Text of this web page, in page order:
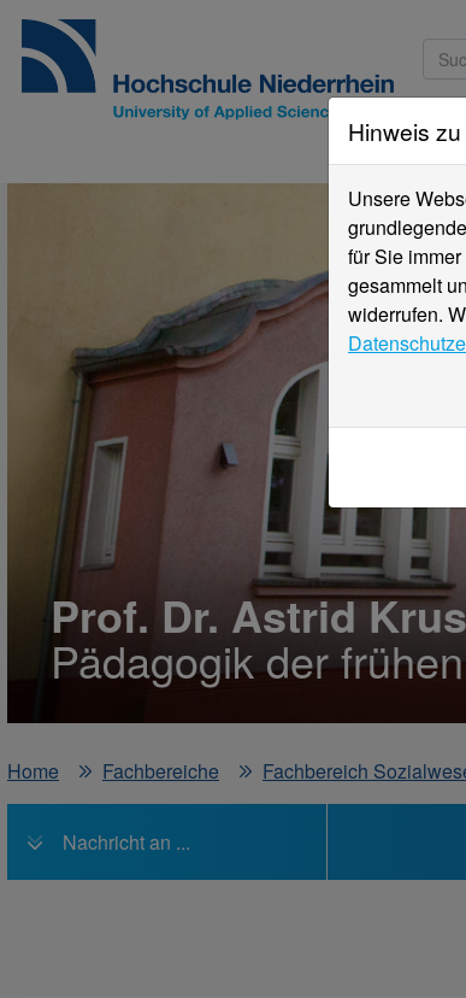
Prof. Dr. Astrid Krus
Pädagogik der
Home
Fachbereiche Fachbereich
Nachricht an ...
Hinweis
Unsere
für Sie
gesammelt
widerrufen.